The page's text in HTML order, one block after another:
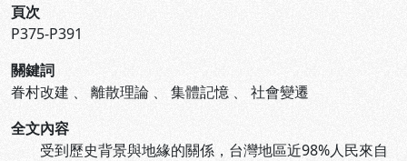
頁次
P375-P391
關鍵詞
眷村改建 、 離散理論 、 集體記憶 、 社會變遷
全文內容
受到歷史背景與地緣的關係，台灣地區近98%人民來自